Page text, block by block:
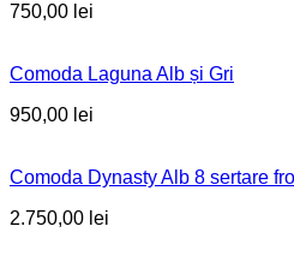
750,00 lei
Comoda Laguna Alb și Gri
950,00 lei
Comoda Dynasty Alb 8 sertare
2.750,00 lei